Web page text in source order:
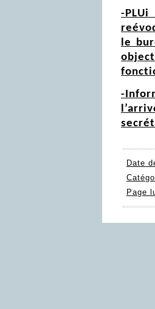
-
le
-
Date
Page